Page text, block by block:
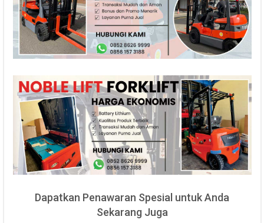
Dapatkan Penawaran Spesial untuk Anda
Sekarang Juga